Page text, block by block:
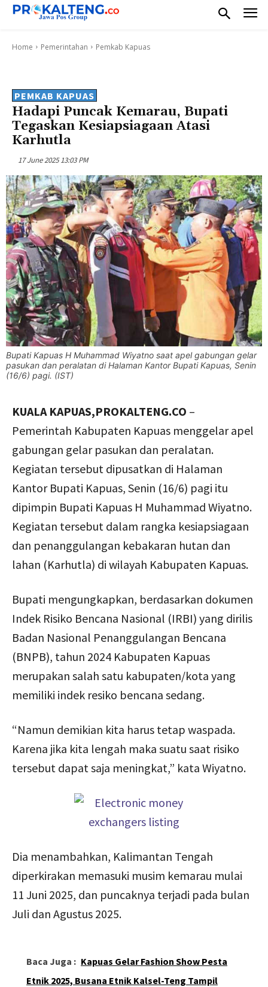
Home Pemerintahan Pemkab Kapuas
PEMKAB KAPUAS
Hadapi Puncak Kemarau, Bupati
Tegaskan Kesiapsiagaan Atasi
Karhutla
17 June 2025 13:03 PM
Bupati Kapuas H Muhammad Wiyatno saat apel gabungan gelar
pasukan dan peralatan di Halaman Kantor Bupati Kapuas, Senin
(16/6) pagi. (IST)
KUALA KAPUAS,PROKALTENG.CO –
Pemerintah Kabupaten Kapuas menggelar apel
gabungan gelar pasukan dan peralatan.
Kegiatan tersebut dipusatkan di Halaman
Kantor Bupati Kapuas, Senin (16/6) pagi itu
dipimpin Bupati Kapuas H Muhammad Wiyatno.
Kegiatan tersebut dalam rangka kesiapsiagaan
dan penanggulangan kebakaran hutan dan
lahan (Karhutla) di wilayah Kabupaten Kapuas.
Bupati mengungkapkan, berdasarkan dokumen
Indek Risiko Bencana Nasional (IRBI) yang dirilis
Badan Nasional Penanggulangan Bencana
(BNPB), tahun 2024 Kabupaten Kapuas
merupakan salah satu kabupaten/kota yang
memiliki indek resiko bencana sedang.
“Namun demikian kita harus tetap waspada.
Karena jika kita lengah maka suatu saat risiko
tersebut dapat saja meningkat,” kata Wiyatno.
Dia menambahkan, Kalimantan Tengah
diperkirakan memasuki musim kemarau mulai
11 Juni 2025, dan puncaknya terjadi pada bulan
Juli dan Agustus 2025.
Baca Juga : Kapuas Gelar Fashion Show Pesta
Etnik 2025, Busana Etnik Kalsel-Teng Tampil